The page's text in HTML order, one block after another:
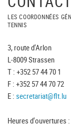
LES COORDONNÉES
TENNIS
3, route d'Arlon
L-8009 Strassen
T : +352 57 44 70 1
F : +352 57 44 70 72
E : secretariat@flt.lu
Heures d'ouvertures :